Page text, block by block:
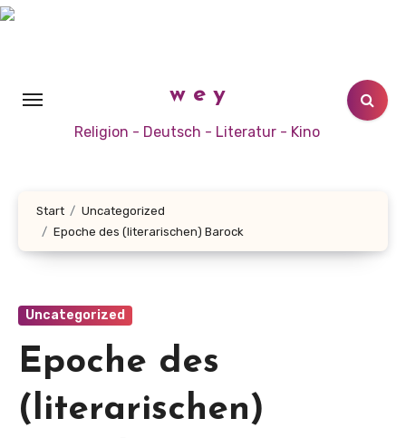
Zum
w e y
Religion - Deutsch - Literatur - Kino
Start
Uncategorized
Epoche des (literarischen) Barock
Uncategorized
Epoche des
(literarischen)